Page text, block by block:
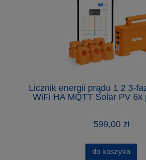
Licznik energii prądu 1 2 3-
WiFi HA MQTT Solar PV 6x
599,00 zł
do koszyka